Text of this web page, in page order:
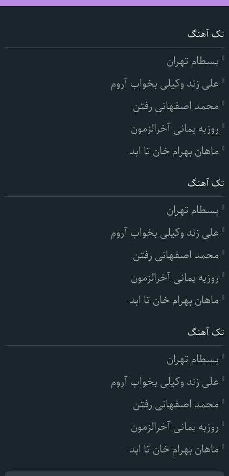
تک آهنگ
بسطام تهران
علی زند وکیلی بخواب آروم
محمد اصفهانی رفتن
روزبه بمانی آخرالزمون
ماهان بهرام خان تا ابد
تک آهنگ
بسطام تهران
علی زند وکیلی بخواب آروم
محمد اصفهانی رفتن
روزبه بمانی آخرالزمون
ماهان بهرام خان تا ابد
تک آهنگ
بسطام تهران
علی زند وکیلی بخواب آروم
محمد اصفهانی رفتن
روزبه بمانی آخرالزمون
ماهان بهرام خان تا ابد